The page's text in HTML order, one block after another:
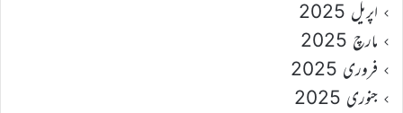
اپریل 2025
مارچ 2025
فروری 2025
جنوری 2025